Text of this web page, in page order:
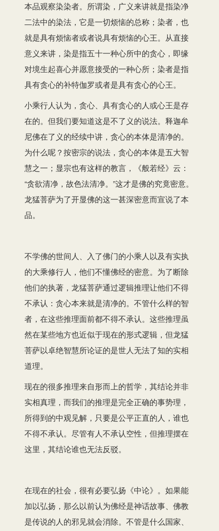
本品观察染染者。所谓染，广义来讲就是指染净
二法中的染法，它是一切烦恼的总称；染者，也
就是具有烦恼者或者说具有烦恼的心王。从直接
意义来讲，染是指五十一种心所中的贪心，即缘
对境生起喜心并愿意接受的一种心所；染者是指
具有贪心的补特伽罗或者是具有贪心的心王。
小乘行人认为，贪心、具有贪心的人或心王是存
在的。但我们要知道这是不了义的说法。释迦牟
尼佛在了义的经续中讲，贪心的本体是清净的。
为什么呢？按密宗的说法，贪心的本体是五大智
慧之一；显宗也有这样的教言，《般若经》云：
“贪欲清净，故色法清净。”这才是佛的究竟密意。
龙猛菩萨为了开显佛的这一甚深密意而宣说了本
品。
不学佛的世间人、入了佛门的小乘人以及有实执
的大乘修行人，他们不懂佛经的密意。为了断除
他们的执著，龙猛菩萨通过逻辑推理让他们不得
不承认：贪心本来就是清净的。不管什么样的智
者，在这些推理面前都不得不承认。这些推理虽
然在某些地方也近似于现在的形式逻辑，但龙猛
菩萨以卓绝智慧所论证的是世人无法了知的实相
道理。
现在的很多推理来自形而上的哲学，其结论并非
实相真理，而我们的推理是完全正确的事势理，
所得到的中观见解，只要是公平正直的人，谁也
不得不承认。尽管有人不承认空性，但推理摆在
这里，其结论谁也无法反驳。
在现在的社会，很有必要弘扬《中论》。如果能
加以弘扬，那么以前认为佛经是神话故事、佛教
是传说的人的邪见就会消除。不管是什么国家、